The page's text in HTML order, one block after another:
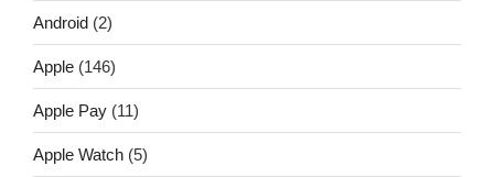
Android (2)
Apple (146)
Apple Pay (11)
Apple Watch (5)